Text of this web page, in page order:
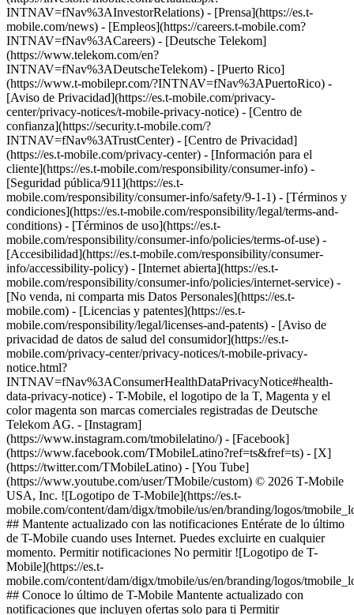
INTNAV=fNav%3AInvestorRelations) - [Prensa](https://es.t-
mobile.com/news) - [Empleos](https://careers.t-mobile.com?
INTNAV=fNav%3ACareers) - [Deutsche Telekom]
(https://www.telekom.com/en?
INTNAV=fNav%3ADeutscheTelekom) - [Puerto Rico]
(https://www.t-mobilepr.com/?INTNAV=fNav%3APuertoRico) -
[Aviso de Privacidad](https://es.t-mobile.com/privacy-
center/privacy-notices/t-mobile-privacy-notice) - [Centro de
confianza](https://security.t-mobile.com/?
INTNAV=fNav%3ATrustCenter) - [Centro de Privacidad]
(https://es.t-mobile.com/privacy-center) - [Información para el
cliente](https://es.t-mobile.com/responsibility/consumer-info) -
[Seguridad pública/911](https://es.t-
mobile.com/responsibility/consumer-info/safety/9-1-1) - [Términos y
condiciones](https://es.t-mobile.com/responsibility/legal/terms-and-
conditions) - [Términos de uso](https://es.t-
mobile.com/responsibility/consumer-info/policies/terms-of-use) -
[Accesibilidad](https://es.t-mobile.com/responsibility/consumer-
info/accessibility-policy) - [Internet abierta](https://es.t-
mobile.com/responsibility/consumer-info/policies/internet-service) -
[No venda, ni comparta mis Datos Personales](https://es.t-
mobile.com) - [Licencias y patentes](https://es.t-
mobile.com/responsibility/legal/licenses-and-patents) - [Aviso de
privacidad de datos de salud del consumidor](https://es.t-
mobile.com/privacy-center/privacy-notices/t-mobile-privacy-
notice.html?
INTNAV=fNav%3AConsumerHealthDataPrivacyNotice#health-
data-privacy-notice) - T-Mobile, el logotipo de la T, Magenta y el
color magenta son marcas comerciales registradas de Deutsche
Telekom AG. - [Instagram]
(https://www.instagram.com/tmobilelatino/) - [Facebook]
(https://www.facebook.com/TMobileLatino?ref=ts&fref=ts) - [X]
(https://twitter.com/TMobileLatino) - [You Tube]
(https://www.youtube.com/user/TMobile/custom) © 2026 T‑Mobile
USA, Inc. ![Logotipo de T-Mobile](https://es.t-
mobile.com/content/dam/digx/tmobile/us/en/branding/logos/
## Mantente actualizado con las notificaciones Entérate de lo último
de T-Mobile cuando uses Internet. Puedes excluirte en cualquier
momento. Permitir notificaciones No permitir ![Logotipo de T-
Mobile](https://es.t-
mobile.com/content/dam/digx/tmobile/us/en/branding/logos/
## Conoce lo último de T-Mobile Mantente actualizado con
notificaciones que incluyen ofertas solo para ti Permitir